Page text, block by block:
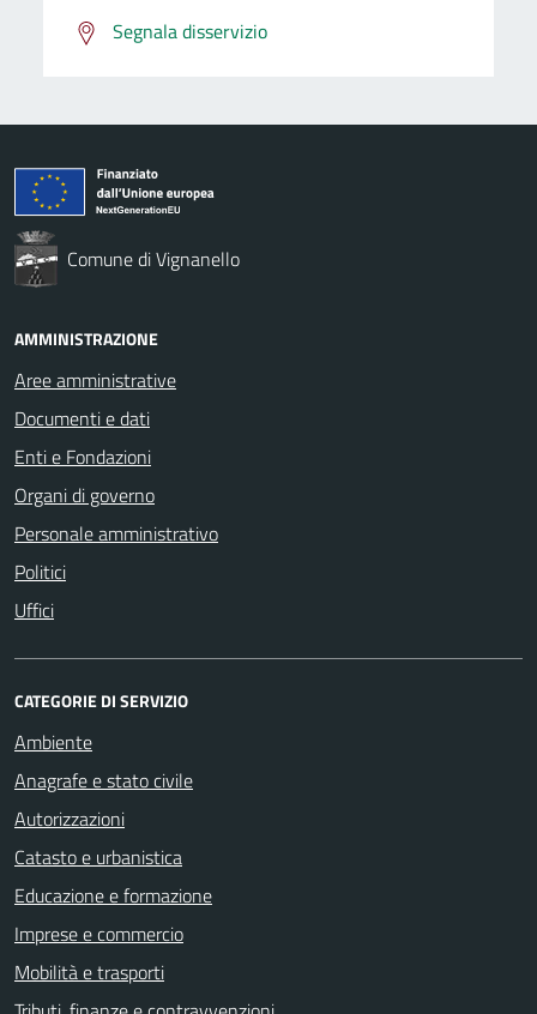
Segnala disservizio
Comune di Vignanello
AMMINISTRAZIONE
Aree amministrative
Documenti e dati
Enti e Fondazioni
Organi di governo
Personale amministrativo
Politici
Uffici
CATEGORIE DI SERVIZIO
Ambiente
Anagrafe e stato civile
Autorizzazioni
Catasto e urbanistica
Educazione e formazione
Imprese e commercio
Mobilità e trasporti